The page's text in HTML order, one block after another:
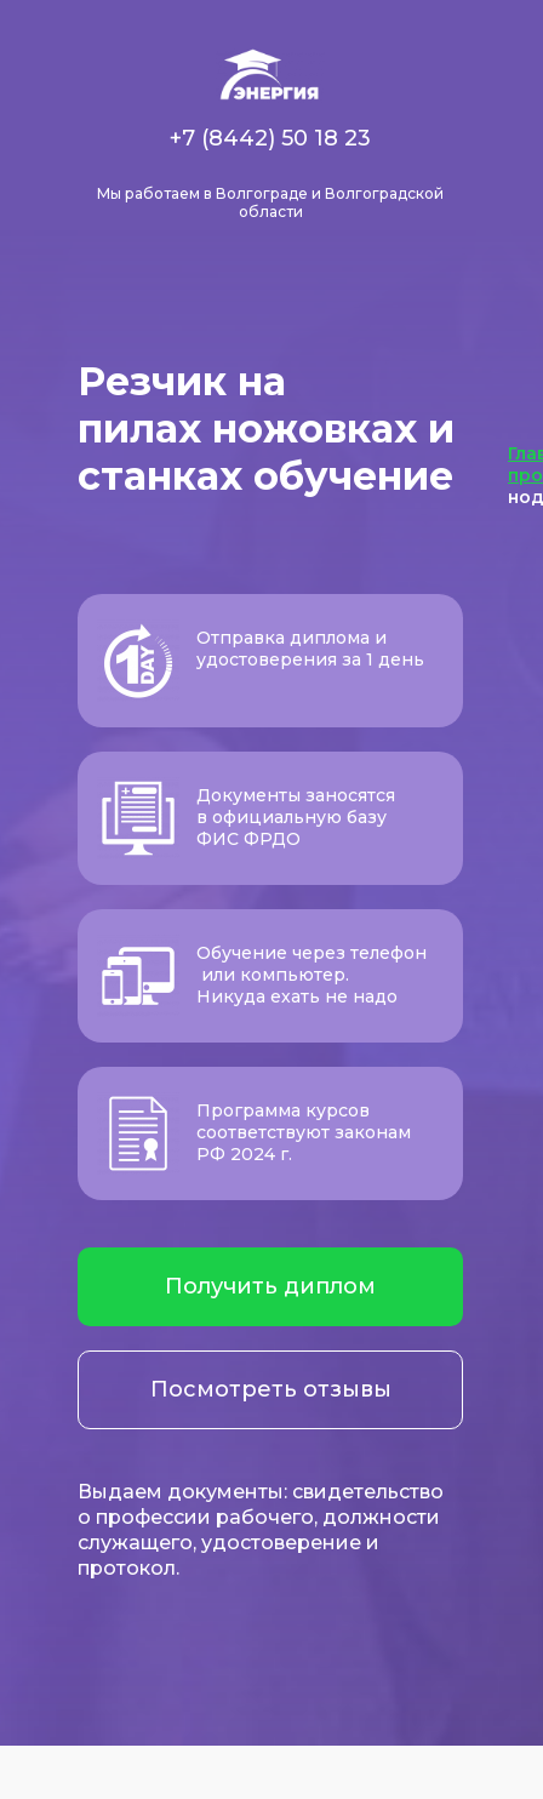
Мы работаем в Волгограде и Волгоградской
области
+7 (8442) 50 18 23
Резчик на
пилах ножовках и
станках обучение
Получить диплом
Отправка диплома и
удостоверения за 1 день
Документы заносятся
в официальную базу
ФИС ФРДО
Обучение через телефон
или компьютер.
Никуда ехать не надо
Программа курсов
соответствуют законам
РФ 2024 г.
Посмотреть отзывы
Выдаем документы: свидетельство
о профессии рабочего, должности
служащего, удостоверение и
протокол.